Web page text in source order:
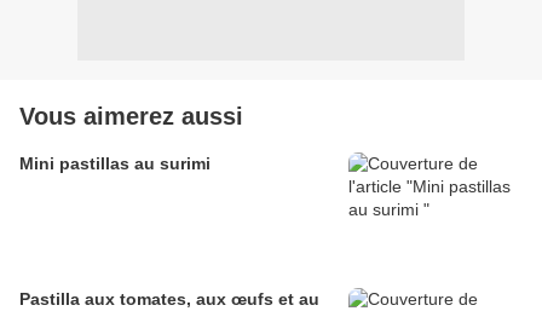
Vous aimerez aussi
Mini pastillas au surimi
Pastilla aux tomates, aux œufs et au